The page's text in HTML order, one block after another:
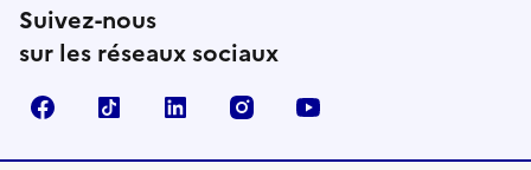
Suivez-nous
sur les réseaux sociaux
FacebookTikTok LinkedIn Instagram